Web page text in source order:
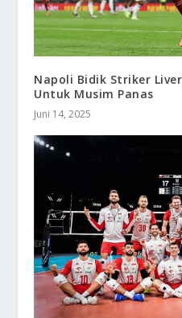
Napoli Bidik Striker
Untuk Musim Panas
Juni 14, 2025